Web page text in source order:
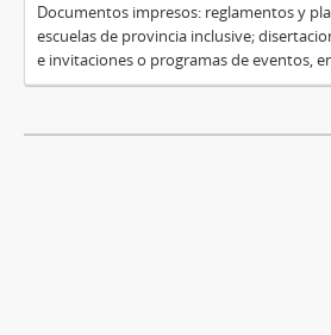
Documentos impresos: reglamentos y
escuelas de provincia inclusive;
e invitaciones o programas de eventos,